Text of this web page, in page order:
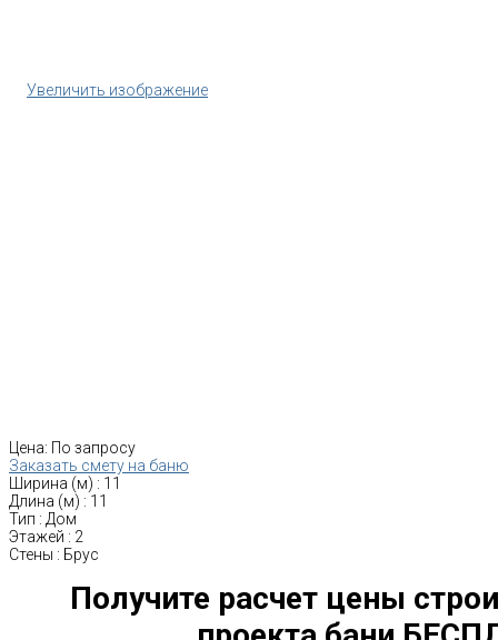
Увеличить изображение
Цена: По запросу
Заказать смету на баню
Ширина (м) : 11
Длина (м) : 11
Тип : Дом
Этажей : 2
Стены : Брус
Получите расчет цены